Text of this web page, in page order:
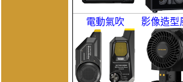
電動氣吹 影像造型